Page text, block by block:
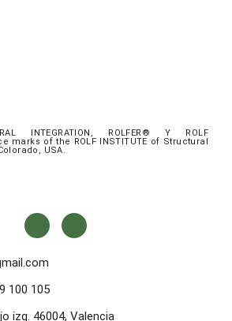
INTEGRATION, ROLFER® Y ROLF
marks of the ROLF INSTITUTE of Structural
USA.
100 105
izq. 46004, Valencia